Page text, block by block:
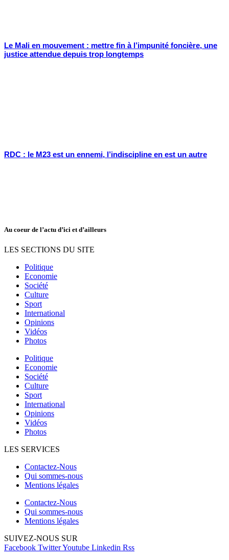
Le Mali en mouvement : mettre fin à l’impunité foncière, une
justice attendue depuis trop longtemps
RDC : le M23 est un ennemi, l’indiscipline en est un autre
Au coeur de l’actu d’ici et d’ailleurs
LES SECTIONS DU SITE
Politique
Economie
Société
Culture
Sport
International
Opinions
Vidéos
Photos
Politique
Economie
Société
Culture
Sport
International
Opinions
Vidéos
Photos
LES SERVICES
Contactez-Nous
Qui sommes-nous
Mentions légales
Contactez-Nous
Qui sommes-nous
Mentions légales
SUIVEZ-NOUS SUR
Facebook TwitterYoutube Linkedin Rss